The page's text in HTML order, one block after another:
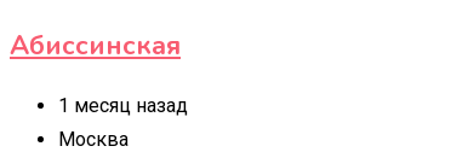
Абиссинская
1 месяц назад
Москва